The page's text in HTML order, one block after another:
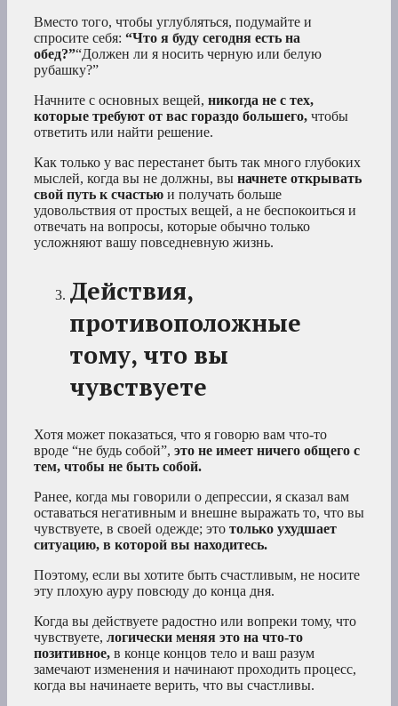
Вместо того, чтобы углубляться, подумайте и
спросите себя: “Что я буду сегодня есть на
обед?”“Должен ли я носить черную или белую
рубашку?”
Начните с основных вещей, никогда не с тех,
которые требуют от вас гораздо большего, чтобы
ответить или найти решение.
Как только у вас перестанет быть так много глубоких
мыслей, когда вы не должны, вы начнете открывать
свой путь к счастью и получать больше
удовольствия от простых вещей, а не беспокоиться и
отвечать на вопросы, которые обычно только
усложняют вашу повседневную жизнь.
Действия,
противоположные
тому, что вы
чувствуете
Хотя может показаться, что я говорю вам что-то
вроде “не будь собой”, это не имеет ничего общего с
тем, чтобы не быть собой.
Ранее, когда мы говорили о депрессии, я сказал вам
оставаться негативным и внешне выражать то, что вы
чувствуете, в своей одежде; это только ухудшает
ситуацию, в которой вы находитесь.
Поэтому, если вы хотите быть счастливым, не носите
эту плохую ауру повсюду до конца дня.
Когда вы действуете радостно или вопреки тому, что
чувствуете, логически меняя это на что-то
позитивное, в конце концов тело и ваш разум
замечают изменения и начинают проходить процесс,
когда вы начинаете верить, что вы счастливы.